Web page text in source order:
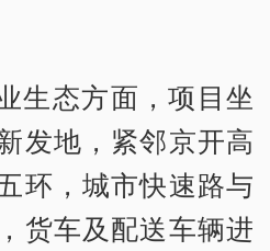
生态方面，项目坐
发地，紧邻京开高
环，城市快速路与
货车及配送车辆进